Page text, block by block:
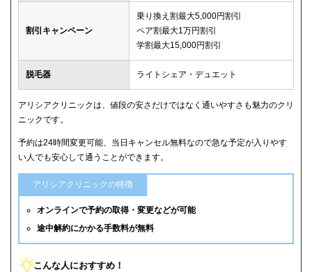
割引キャンペーン
乗り換え割最大5,000円割引
ペア割最大1万円割引
学割最大15,000円割引
脱毛器 ライトシェア・デュエット
アリシアクリニックは、値段の安さだけではなく通いやすさも魅力のクリ
ニックです。
予約は24時間変更可能、当日キャンセル無料なので急な予定が入りやす
い人でも安心して通うことができます。
アリシアクリニックの特徴
オンラインで予約の取得・変更などが可能
途中解約にかかる手数料が無料
こんな人におすすめ！